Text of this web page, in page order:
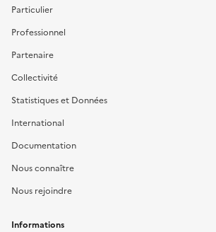
Particulier
Professionnel
Partenaire
Collectivité
Statistiques et Données
International
Documentation
Nous connaître
Nous rejoindre
Informations